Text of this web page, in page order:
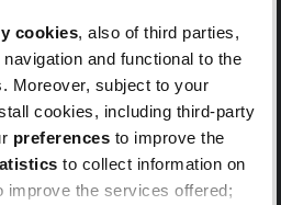
cookies, also of third parties,
and functional to the
Moreover, subject to your
cookies, including third-party
preferences to improve the
to collect information on
improve the services offered;